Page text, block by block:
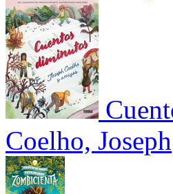
Coelho, Joseph